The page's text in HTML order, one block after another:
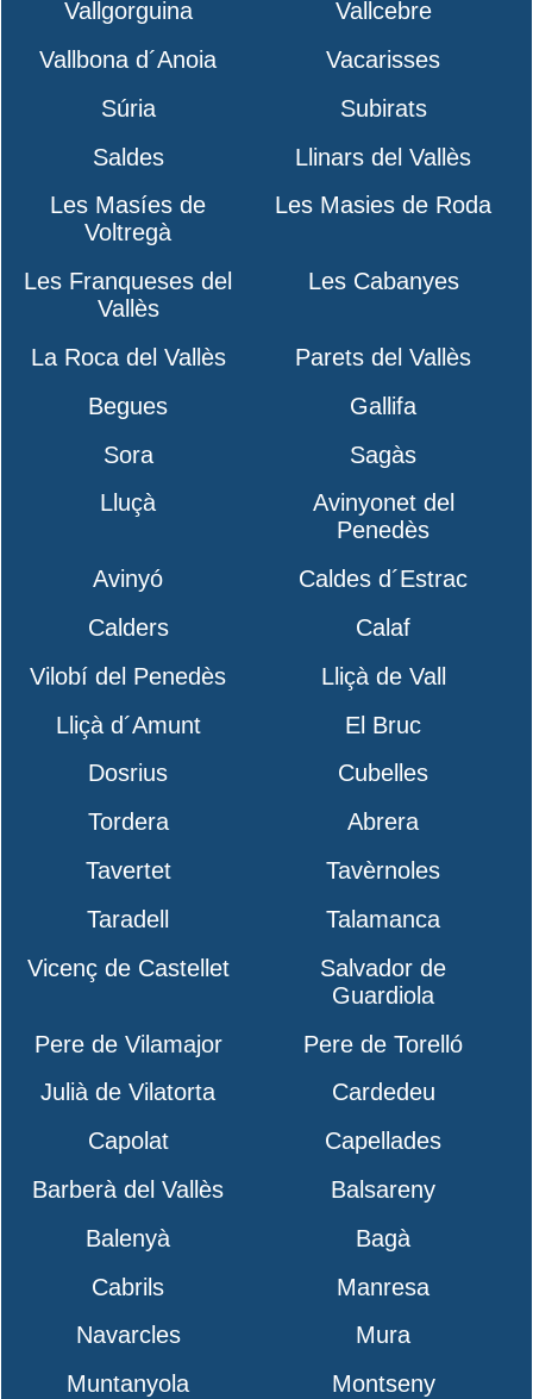
Vallgorguina
Vallcebre
Vallbona d´Anoia
Vacarisses
Súria
Subirats
Saldes
Llinars del Vallès
Les Masíes de
Voltregà
Les Masies de Roda
Les Franqueses del
Vallès
Les Cabanyes
La Roca del Vallès
Parets del Vallès
Begues
Gallifa
Sora
Sagàs
Lluçà
Avinyonet del
Penedès
Avinyó
Caldes d´Estrac
Calders
Calaf
Vilobí del Penedès
Lliçà de Vall
Lliçà d´Amunt
El Bruc
Dosrius
Cubelles
Tordera
Abrera
Tavertet
Tavèrnoles
Taradell
Talamanca
Vicenç de Castellet
Salvador de
Guardiola
Pere de Vilamajor
Pere de Torelló
Julià de Vilatorta
Cardedeu
Capolat
Capellades
Barberà del Vallès
Balsareny
Balenyà
Bagà
Cabrils
Manresa
Navarcles
Mura
Muntanyola
Montseny